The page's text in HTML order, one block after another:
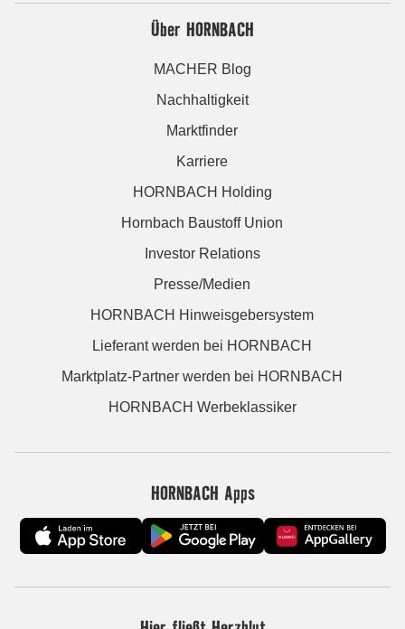
Über HORNBACH
MACHER Blog
Nachhaltigkeit
Marktfinder
Karriere
HORNBACH Holding
Hornbach Baustoff Union
Investor Relations
Presse/Medien
HORNBACH Hinweisgebersystem
Lieferant werden bei HORNBACH
Marktplatz-Partner werden bei HORNBACH
HORNBACH Werbeklassiker
HORNBACH Apps